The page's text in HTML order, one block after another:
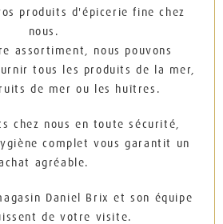
produits d'épicerie fine chez
nous.
assortiment, nous pouvons
tous les produits de la mer,
de mer ou les huîtres.
chez nous en toute sécurité,
complet vous garantit un
agréable.
Daniel Brix et son équipe
de votre visite.